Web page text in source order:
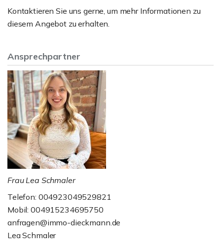
Kontaktieren Sie uns gerne, um mehr Informationen zu
diesem Angebot zu erhalten.
Ansprechpartner
Frau Lea Schmaler
Telefon: 004923049529821
Mobil: 004915234695750
anfragen@immo-dieckmann.de
Lea Schmaler